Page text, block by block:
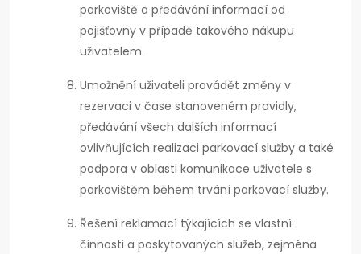
parkoviště a předávání informací od
pojišťovny v případě takového nákupu
uživatelem.
Umožnění uživateli provádět změny v
rezervaci v čase stanoveném pravidly,
předávání všech dalších informací
ovlivňujících realizaci parkovací služby a také
podpora v oblasti komunikace uživatele s
parkovištěm během trvání parkovací služby.
Řešení reklamací týkajících se vlastní
činnosti a poskytovaných služeb, zejména